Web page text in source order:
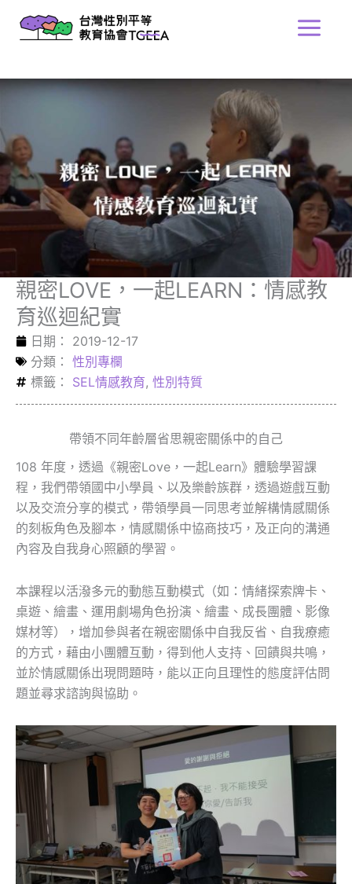
內
Main
親密LOVE，一起LEARN：情感教
育巡迴紀實
日期：
2019-12-17
分類： 性別專欄
標籤：
SEL情感教育, 性別特質
帶領不同年齡層省思親密關係中的自己
108 年度，透過《親密Love，一起Learn》體驗學習課
程，我們帶領國中小學員、以及樂齡族群，透過遊戲互動
以及交流分享的模式，帶領學員一同思考並解構情感關係
的刻板角色及腳本，情感關係中協商技巧，及正向的溝通
內容及自我身心照顧的學習。
本課程以活潑多元的動態互動模式（如：情緒探索牌卡、
桌遊、繪畫、運用劇場角色扮演、繪畫、成長團體、影像
媒材等），增加參與者在親密關係中自我反省、自我療癒
的方式，藉由小團體互動，得到他人支持、回饋與共鳴，
並於情感關係出現問題時，能以正向且理性的態度評估問
題並尋求諮詢與協助。